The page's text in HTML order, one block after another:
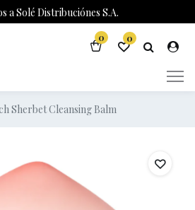
a Solé Distribuciónes S.A.
0 0
Sherbet Cleansing Balm